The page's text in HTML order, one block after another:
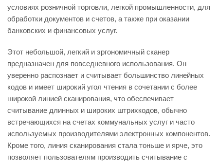
условиях розничной торговли, легкой промышленности, для
обработки документов и счетов, а также при оказании
банковских и финансовых услуг.
Этот небольшой, легкий и эргономичный сканер
предназначен для повседневного использования. Он
уверенно распознает и считывает большинство линейных
кодов и имеет широкий угол чтения в сочетании с более
широкой линией сканирования, что обеспечивает
считывание длинных и широких штрихкодов, обычно
встречающихся на счетах коммунальных услуг и часто
используемых производителями электронных компонентов.
Кроме того, линия сканирования стала тоньше и ярче, это
позволяет пользователям производить считывание с